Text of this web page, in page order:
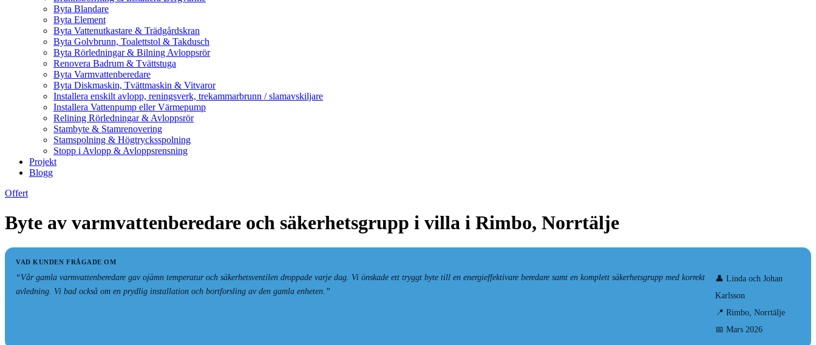
Byta Blandare
Byta Element
Byta Vattenutkastare & Trädgårdskran
Byta Golvbrunn, Toalettstol & Takdusch
Byta Rörledningar & Bilning Avloppsrör
Renovera Badrum & Tvättstuga
Byta Varmvattenberedare
Byta Diskmaskin, Tvättmaskin & Vitvaror
Installera enskilt avlopp, reningsverk, trekammarbrunn / slamavskiljare
Installera Vattenpump eller Värmepump
Relining Rörledningar & Avloppsrör
Stambyte & Stamrenovering
Stamspolning & Högtrycksspolning
Stopp i Avlopp & Avloppsrensning
Projekt
Blogg
Offert
Byte av varmvattenberedare och säkerhetsgrupp i villa i Rimbo, Norrtälje
VAD KUNDEN FRÅGADE OM
“Vår gamla varmvattenberedare gav ojämn temperatur och säkerhetsventilen droppade varje dag. Vi önskade ett tryggt byte till en energieffektivare beredare samt en komplett säkerhetsgrupp med korrekt
avledning. Vi bad också om en prydlig installation och bortforsling av den gamla enheten.”
👤 Linda och Johan
Karlsson
📍 Rimbo, Norrtälje
📅 Mars 2026